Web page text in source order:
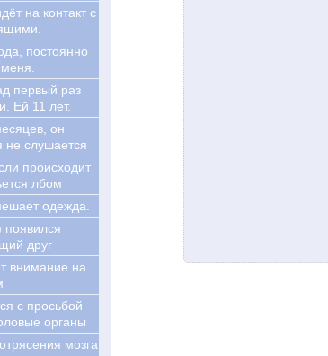
на контакт с
постоянно
первый раз
Ей 11 лет.
он
не слушается
происходит
лбом
одежда.
появился
друг
внимание на
с просьбой
органы
мозга